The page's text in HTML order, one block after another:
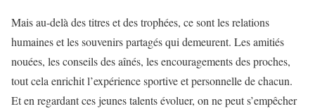
Mais au-delà des titres et des trophées, ce sont les relations
humaines et les souvenirs partagés qui demeurent. Les amitiés
nouées, les conseils des aînés, les encouragements des proches,
tout cela enrichit l’expérience sportive et personnelle de chacun.
Et en regardant ces jeunes talents évoluer, on ne peut s’empêcher